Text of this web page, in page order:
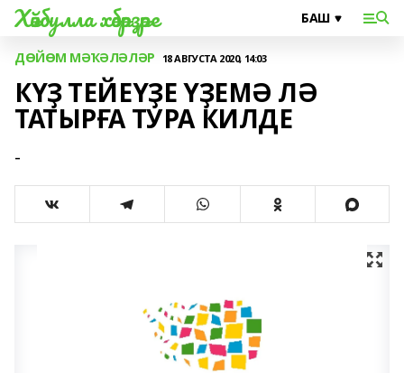
Хәйбулла хәбәрҙәре
ДӨЙӨМ МӘҠӘЛӘЛӘР 18 АВГУСТА 2020, 14:03
КҮҘ ТЕЙЕҮҘЕ ҮҘЕМӘ ЛӘ
ТАТЫРҒА ТУРА КИЛДЕ
-